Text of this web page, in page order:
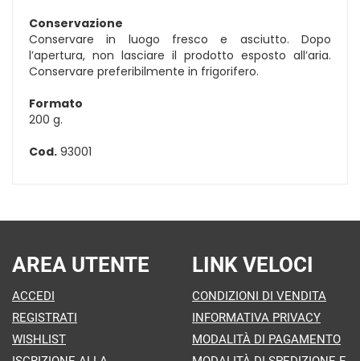
Conservazione
Conservare in luogo fresco e asciutto. Dopo
l’apertura, non lasciare il prodotto esposto all’aria.
Conservare preferibilmente in frigorifero.
Formato
200 g.
Cod. 93001
AREA UTENTE
ACCEDI
REGISTRATI
WISHLIST
LINK VELOCI
CONDIZIONI DI VENDITA
INFORMATIVA PRIVACY
MODALITÀ DI PAGAMENTO